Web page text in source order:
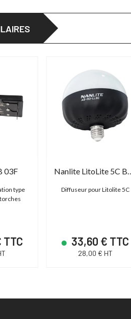
03F
type
Nanlite
Diffuseur pour Litolite 5C
33,60 € TTC
28,00 € HT